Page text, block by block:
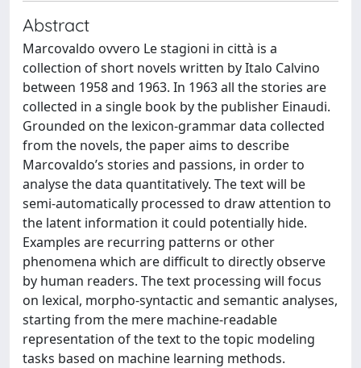
Abstract
Marcovaldo ovvero Le stagioni in città is a
collection of short novels written by Italo Calvino
between 1958 and 1963. In 1963 all the stories are
collected in a single book by the publisher Einaudi.
Grounded on the lexicon-grammar data collected
from the novels, the paper aims to describe
Marcovaldo’s stories and passions, in order to
analyse the data quantitatively. The text will be
semi-automatically processed to draw attention to
the latent information it could potentially hide.
Examples are recurring patterns or other
phenomena which are difficult to directly observe
by human readers. The text processing will focus
on lexical, morpho-syntactic and semantic analyses,
starting from the mere machine-readable
representation of the text to the topic modeling
tasks based on machine learning methods.